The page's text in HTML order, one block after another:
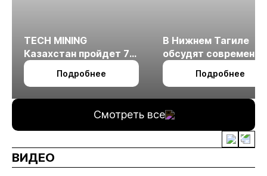
TECH MINING
Казахстан пройдет 7
октября в Алматы
Подробнее
В Нижнем Тагиле
обсудят
технологии
измельчения
Подробнее
Смотреть все
ВИДЕО